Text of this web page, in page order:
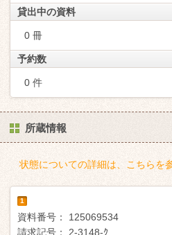
貸出中の資料
0 冊
予約数
0 件
所蔵情報
状態についての詳細は、こちらを
1
資料番号：
125069534
請求記号：
2-3148-ｸ